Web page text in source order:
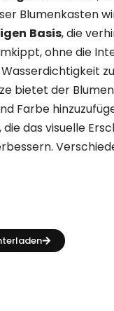
Blumenkasten
Basis, die
ohne die
bietet der
Farbe
das visuelle